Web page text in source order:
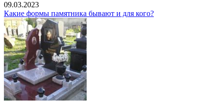
09.03.2023
Какие формы памятника бывают и для кого?